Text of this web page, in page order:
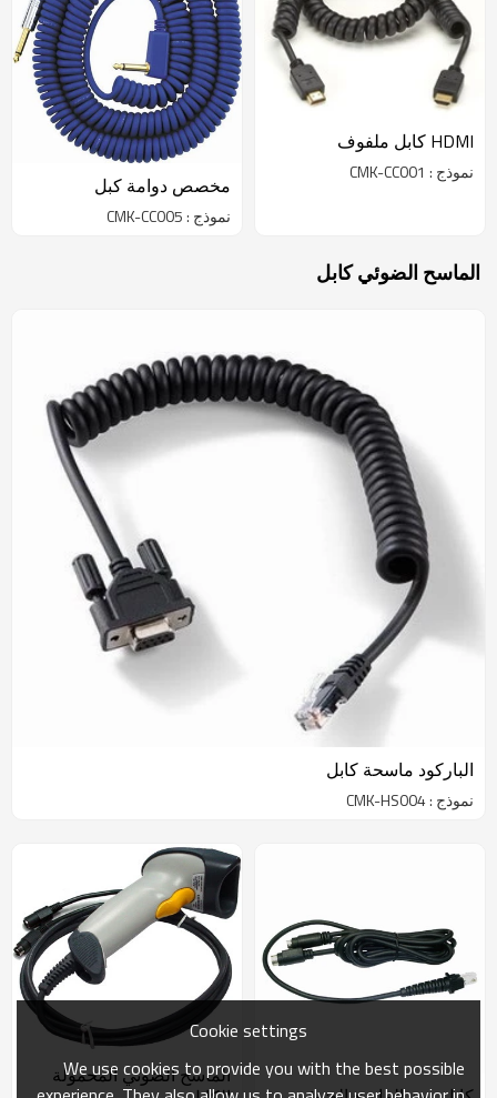
HDMI كابل ملفوف
نموذج : CMK-CC001
مخصص دوامة كبل
نموذج : CMK-CC005
الماسح الضوئي كابل
الباركود ماسحة كابل
نموذج : CMK-HS004
الماسح الضوئي المحمولة
Cookie settings
We use cookies to provide you with the best possible